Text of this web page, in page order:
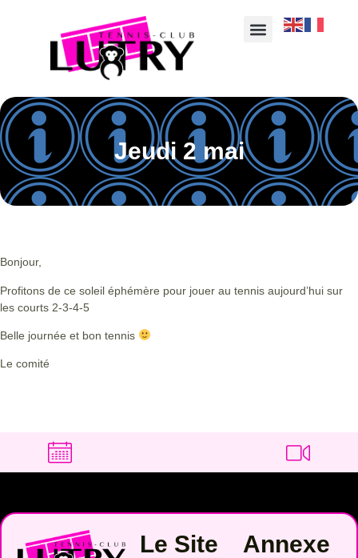
Jeudi 2 mai
Bonjour,
Profitons de ce soleil éphémère pour jouer au tennis aujourd’hui sur
les courts 2-3-4-5
Belle journée et bon tennis
Le comité
Le Site
Annexe